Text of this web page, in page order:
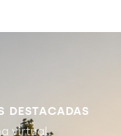
DESTACADAS
virtual